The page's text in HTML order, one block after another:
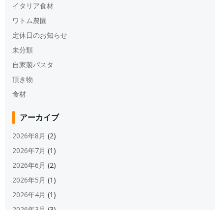
イタリア食材
ワトム農園
定休日のお知らせ
未分類
自家製パスタ
頂き物
食材
アーカイブ
2026年8月 (2)
2026年7月 (1)
2026年6月 (2)
2026年5月 (1)
2026年4月 (1)